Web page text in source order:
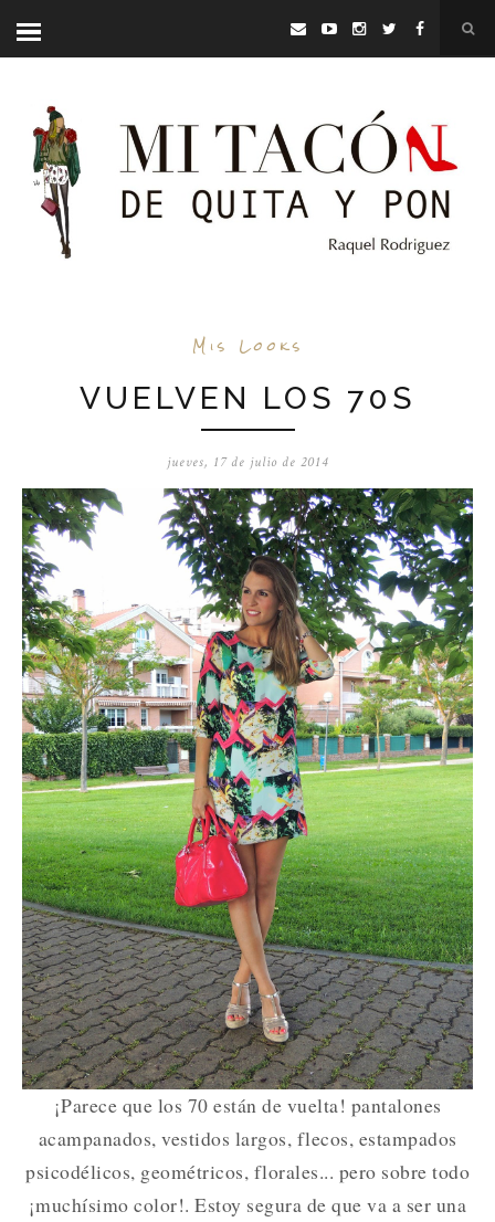
Mis Looks
VUELVEN LOS 70S
jueves, 17 de julio de 2014
¡Parece que los 70 están de vuelta! pantalones
acampanados, vestidos largos, flecos, estampados
psicodélicos, geométricos, florales... pero sobre todo
¡muchísimo color!. Estoy segura de que va a ser una